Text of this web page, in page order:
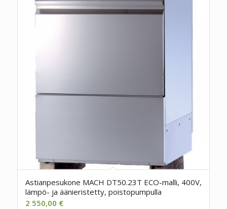
Astianpesukone MACH DT50.23T ECO-malli, 400V,
lämpö- ja äänieristetty, poistopumpulla
2 550,00 €